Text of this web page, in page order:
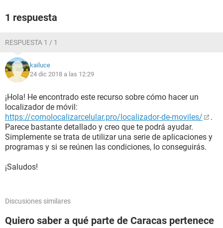
1 respuesta
RESPUESTA 1 / 1
kailuce
24 dic 2018 a las 12:29
¡Hola! He encontrado este recurso sobre cómo hacer un
localizador de móvil:
https://comolocalizarcelular.pro/localizador-de-moviles/
.
Parece bastante detallado y creo que te podrá ayudar.
Simplemente se trata de utilizar una serie de aplicaciones y
programas y si se reúnen las condiciones, lo conseguirás.
¡Saludos!
Discusiones similares
Quiero saber a qué parte de Caracas pertenece